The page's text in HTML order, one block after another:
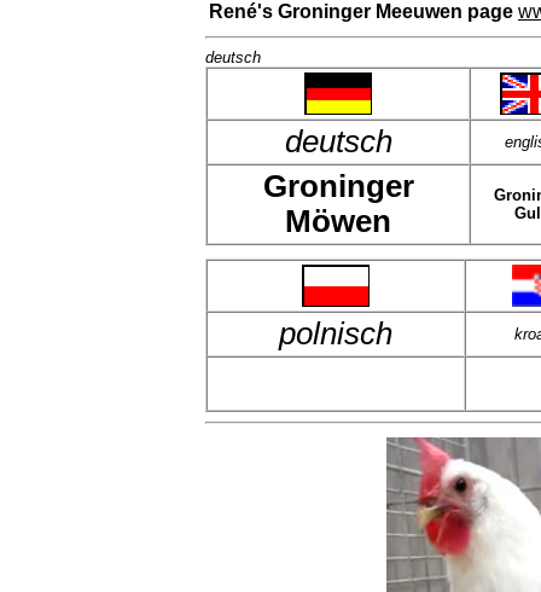
René's Groninger Meeuwen page
deutsch
deutsch
Groninger
Möwen
polnisch